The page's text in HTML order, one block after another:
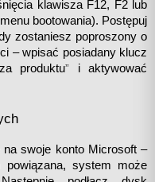
klawisza F12, F2 lub
bootowania). Postępuj
zostaniesz poproszony o
– wpisać posiadany klucz
produktu” i aktywować
na swoje konto Microsoft –
powiązana, system może